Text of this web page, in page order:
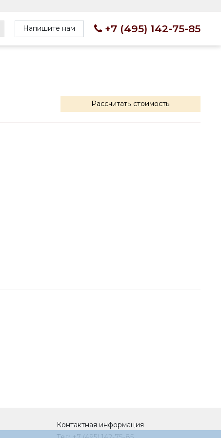
Напишите нам +7 (495) 142-75-85
Рассчитать стоимость
Контактная информация